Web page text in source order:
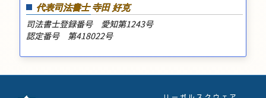
代表司法書士 寺田 好克
司法書士登録番号 愛知第1243号
認定番号 第418022号